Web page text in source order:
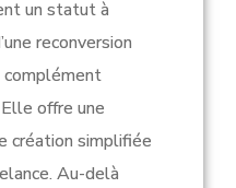
un statut à
reconversion
complément
offre une
création simplifiée
Au-delà